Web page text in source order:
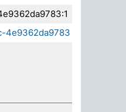
4e9362da9783